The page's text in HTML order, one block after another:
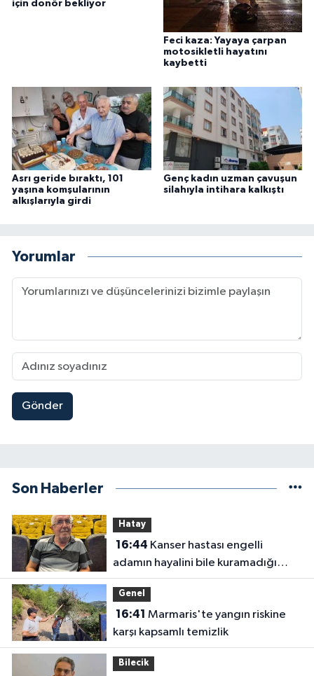
için donör bekliyor
Feci kaza: Yayaya çarpan
motosikletli hayatını
kaybetti
Asrı geride bıraktı, 101
yaşına komşularının
alkışlarıyla girdi
Genç kadın uzman çavuşun
silahıyla intihara kalkıştı
Yorumlar
Gönder
Son Haberler
Hatay
16:44
adamın hayalini bile kuramadığı
evine kavuşunca döktüğü gözyaşı
duygulandırdı
Genel
16:41
karşı kapsamlı temizlik
Bilecik